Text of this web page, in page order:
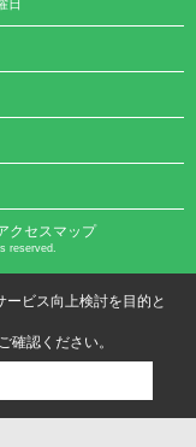
日
クセスマップ
reserved.
ビス向上検討を目的と
確認ください。